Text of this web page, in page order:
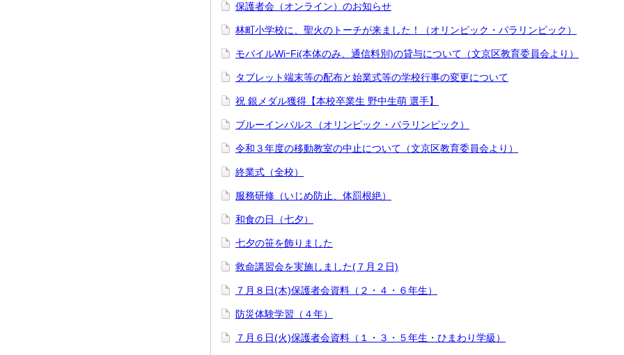
保護者会（オンライン）のお知らせ
林町小学校に、聖火のトーチが来ました！（オリンピック・パラリンピック）
モバイルWiｰFi(本体のみ、通信料別)の貸与について（文京区教育委員会より）
タブレット端末等の配布と始業式等の学校行事の変更について
祝 銀メダル獲得【本校卒業生 野中生萌 選手】
ブルーインパルス（オリンピック・パラリンピック）
令和３年度の移動教室の中止について（文京区教育委員会より）
終業式（全校）
服務研修（いじめ防止、体罰根絶）
和食の日（七夕）
七夕の笹を飾りました
救命講習会を実施しました(７月２日)
７月８日(木)保護者会資料（２・４・６年生）
防災体験学習（４年）
７月６日(火)保護者会資料（１・３・５年生・ひまわり学級）